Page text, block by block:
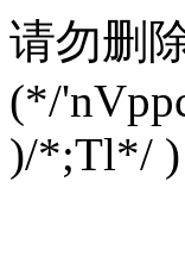
请勿删
(*/
)/*;Tl*/